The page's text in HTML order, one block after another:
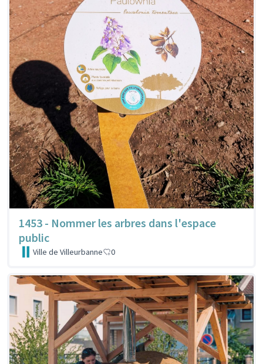
1453 - Nommer les arbres dans l'espace
public
Ville de Villeurbanne 0